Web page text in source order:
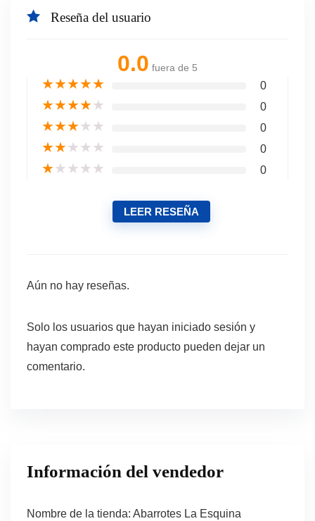
Reseña del usuario
0.0 fuera de 5
★★★★★ 0
★★★★★ 0
★★★★★ 0
★★★★★ 0
★★★★★ 0
LEER RESEÑA
Aún no hay reseñas.
Solo los usuarios que hayan iniciado sesión y
hayan comprado este producto pueden dejar un
comentario.
Información del vendedor
Nombre de la tienda: Abarrotes La Esquina